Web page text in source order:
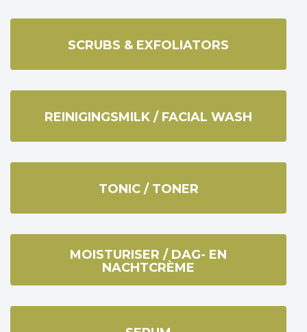
SCRUBS & EXFOLIATORS
REINIGINGSMILK / FACIAL WASH
TONIC / TONER
MOISTURISER / DAG- EN
NACHTCRÈME